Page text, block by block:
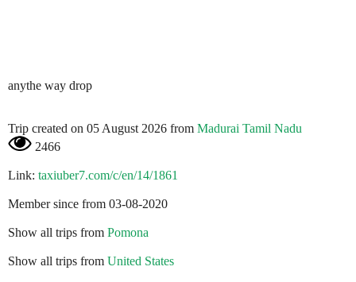
anythe way drop
Trip created on 05 August 2026 from Madurai Tamil Nadu
2466
Link: taxiuber7.com/c/en/14/1861
Member since from 03-08-2020
Show all trips from Pomona
Show all trips from United States